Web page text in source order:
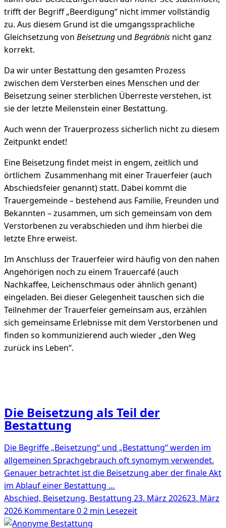
trifft der Begriff „Beerdigung“ nicht immer vollständig
zu. Aus diesem Grund ist die umgangssprachliche
Gleichsetzung von Beisetzung und Begräbnis nicht ganz
korrekt.
Da wir unter Bestattung den gesamten Prozess
zwischen dem Versterben eines Menschen und der
Beisetzung seiner sterblichen Überreste verstehen, ist
sie der letzte Meilenstein einer Bestattung.
Auch wenn der Trauerprozess sicherlich nicht zu diesem
Zeitpunkt endet!
Eine Beisetzung findet meist in engem, zeitlich und
örtlichem Zusammenhang mit einer Trauerfeier (auch
Abschiedsfeier genannt) statt. Dabei kommt die
Trauergemeinde – bestehend aus Familie, Freunden und
Bekannten – zusammen, um sich gemeinsam von dem
Verstorbenen zu verabschieden und ihm hierbei die
letzte Ehre erweist.
Im Anschluss der Trauerfeier wird häufig von den nahen
Angehörigen noch zu einem Trauercafé (auch
Nachkaffee, Leichenschmaus oder ähnlich genant)
eingeladen. Bei dieser Gelegenheit tauschen sich die
Teilnehmer der Trauerfeier gemeinsam aus, erzählen
sich gemeinsame Erlebnisse mit dem Verstorbenen und
finden so kommunizierend auch wieder „den Weg
zurück ins Leben“.
Die Beisetzung als Teil der
Bestattung
Die Begriffe „Beisetzung“ und „Bestattung“ werden im
allgemeinen Sprachgebrauch oft synomym verwendet.
Genauer betrachtet ist die Beisetzung aber der finale Akt
im Ablauf einer Bestattung …
Abschied, Beisetzung, Bestattung 23. März 202623. März
2026 Kommentare 02 min Lesezeit